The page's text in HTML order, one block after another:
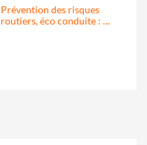
Prévention des risques
routiers, éco conduite : …